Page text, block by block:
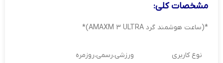
مشخصات کلی:
*(ساعت هوشمند گرد AMAXM 3 ULTRA)*
نوع کاربری ورزشی،رسمی،روزمره